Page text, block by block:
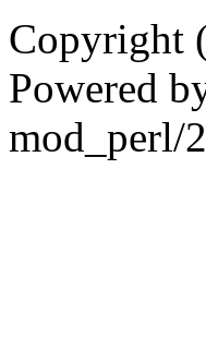
Copyright
Powered
mod_perl/